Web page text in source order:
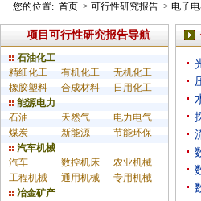
您的位置: 首页 > 可行性研究报告 > 电子
项目可行性研究报告导航
石油化工
精细化工
有机化工
无机化工
橡胶塑料
合成材料
日用化工
能源电力
石油
天然气
电力电气
煤炭
新能源
节能环保
汽车机械
汽车
数控机床
农业机械
工程机械
通用机械
专用机械
冶金矿产